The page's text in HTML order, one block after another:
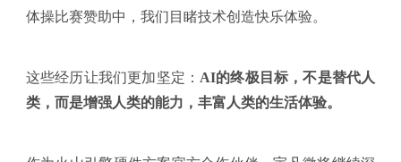
体操比赛赞助中，我们目睹技术创造快乐体验。
这些经历让我们更加坚定： AI的终极目标，不是替代人
类，而是增强人类的能力，丰富人类的生活体验。